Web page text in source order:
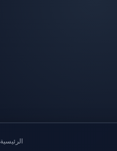
الرئيسية